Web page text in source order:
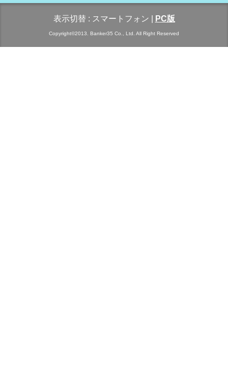
表示切替 : スマートフォン PC版
Copyright©2013. Banker35 Co., Ltd. All Right Reserved